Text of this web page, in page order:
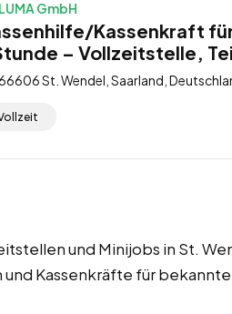
GmbH
Kassenkraft
– Vollzeitstelle,
St. Wendel, Saarland,
und Minijobs in St.
Kassenkräfte für